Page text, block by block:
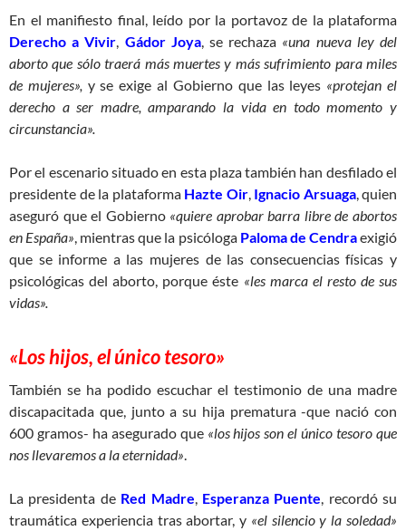
En el manifiesto final, leído por la portavoz de la plataforma
Derecho a Vivir, Gádor Joya, se rechaza «una nueva ley del
aborto que sólo traerá más muertes y más sufrimiento para miles
de mujeres», y se exige al Gobierno que las leyes «protejan el
derecho a ser madre, amparando la vida en todo momento y
circunstancia».
Por el escenario situado en esta plaza también han desfilado el
presidente de la plataforma Hazte Oir, Ignacio Arsuaga, quien
aseguró que el Gobierno «quiere aprobar barra libre de abortos
en España», mientras que la psicóloga Paloma de Cendraexigió
que se informe a las mujeres de las consecuencias físicas y
psicológicas del aborto, porque éste «les marca el resto de sus
vidas».
«Los hijos, el único tesoro»
También se ha podido escuchar el testimonio de una madre
discapacitada que, junto a su hija prematura -que nació con
600 gramos- ha asegurado que «los hijos son el único tesoro que
nos llevaremos a la eternidad».
La presidenta de Red Madre, Esperanza Puente, recordó su
traumática experiencia tras abortar, y «el silencio y la soledad»